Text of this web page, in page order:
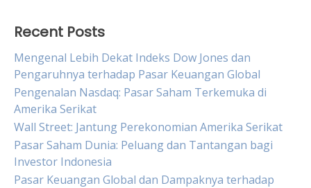
Recent Posts
Mengenal Lebih Dekat Indeks Dow Jones dan
Pengaruhnya terhadap Pasar Keuangan Global
Pengenalan Nasdaq: Pasar Saham Terkemuka di
Amerika Serikat
Wall Street: Jantung Perekonomian Amerika Serikat
Pasar Saham Dunia: Peluang dan Tantangan bagi
Investor Indonesia
Pasar Keuangan Global dan Dampaknya terhadap